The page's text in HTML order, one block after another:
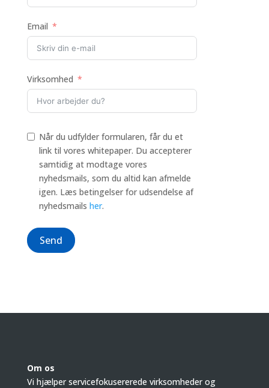
Email
Virksomhed
Når du udfylder formularen, får du et
link til vores whitepaper. Du accepterer
samtidig at modtage vores
nyhedsmails, som du altid kan afmelde
igen. Læs betingelser for udsendelse af
nyhedsmails her.
Send
Om os
Vi hjælper servicefokusererede virksomheder og